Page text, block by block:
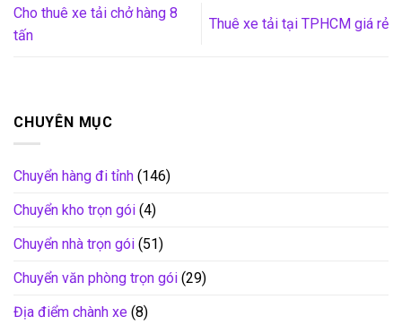
Cho thuê xe tải chở hàng 8
tấn
Thuê xe tải tại TPHCM giá rẻ
CHUYÊN MỤC
Chuyển hàng đi tỉnh (146)
Chuyển kho trọn gói (4)
Chuyển nhà trọn gói (51)
Chuyển văn phòng trọn gói (29)
Địa điểm chành xe (8)